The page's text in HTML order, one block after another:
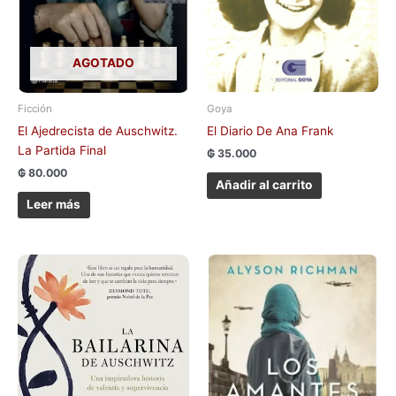
AGOTADO
Ficción
El Ajedrecista de Auschwitz.
La Partida Final
₲ 80.000
Leer más
Goya
El Diario De Ana Frank
₲ 35.000
Añadir al carrito